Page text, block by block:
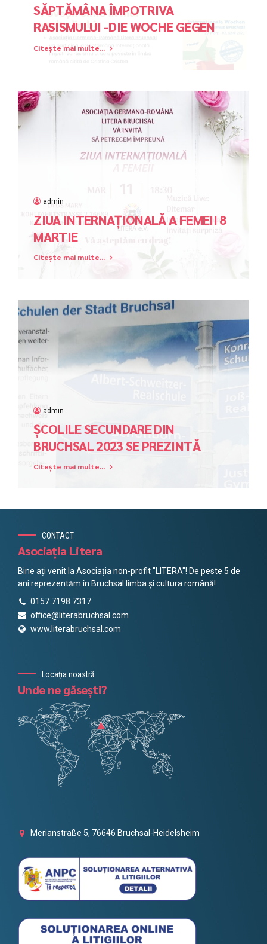
SĂPTĂMÂNA ÎMPOTRIVA
RASISMULUI -DIE WOCHE GEGEN
RASSISMUS
Citește mai multe...
admin
ZIUA INTERNAȚIONALĂ A FEMEII 8
MARTIE
Citește mai multe...
admin
ȘCOLILE SECUNDARE DIN
BRUCHSAL 2023 SE PREZINTĂ
Citește mai multe...
CONTACT
Asociația Litera
Bine ați venit la Asociația non-profit "LITERA"! De peste 5 de
ani reprezentăm în Bruchsal limba și cultura română!
0157 7198 7317
office@literabruchsal.com
www.literabruchsal.com
Locația noastră
Unde ne găsești?
Merianstraße 5, 76646 Bruchsal-Heidelsheim